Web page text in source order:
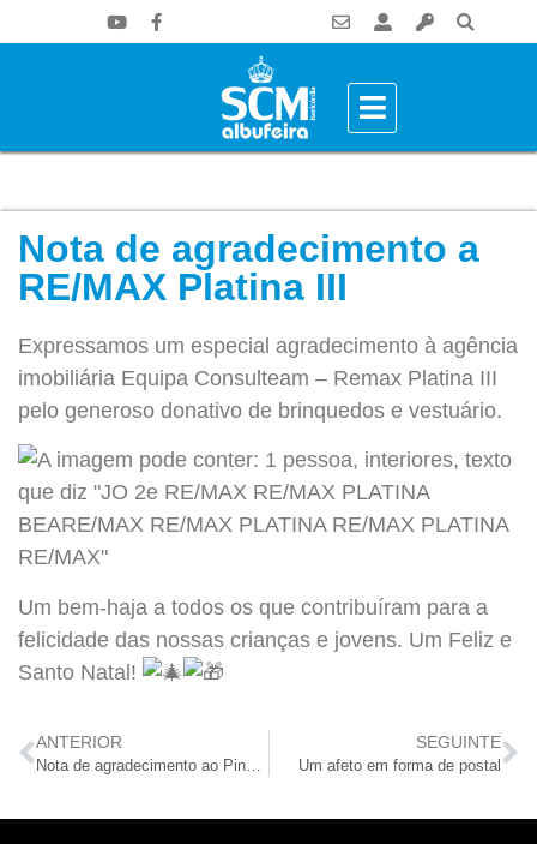
Nota de agradecimento a
RE/MAX Platina III
Expressamos um especial agradecimento à agência
imobiliária Equipa Consulteam – Remax Platina III
pelo generoso donativo de brinquedos e vestuário.
Um bem-haja a todos os que contribuíram para a
felicidade das nossas crianças e jovens. Um Feliz e
Santo Natal!
ANTERIOR
Nota de agradecimento ao Pine Cliffs Resort & Spa
SEGUINTE
Um afeto em forma de postal